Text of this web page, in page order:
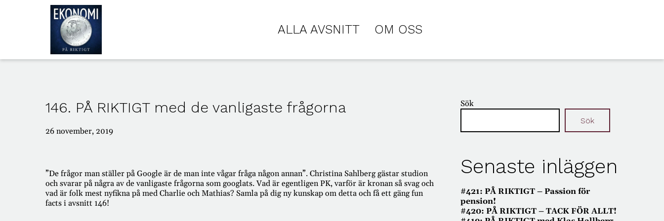
ALLA AVSNITT OM OSS
146. PÅ RIKTIGT med de vanligaste frågorna
26 november, 2019
”De frågor man ställer på Google är de man inte vågar fråga någon annan”. Christina Sahlberg gästar studion
och svarar på några av de vanligaste frågorna som googlats. Vad är egentligen PK, varför är kronan så svag och
vad är folk mest nyfikna på med Charlie och Mathias? Samla på dig ny kunskap om detta och få ett gäng fun
facts i avsnitt 146!
Sök
Sök
Senaste inläggen
#421: PÅ RIKTIGT – Passion för
pension!
#420: PÅ RIKTIGT – TACK FÖR ALLT!